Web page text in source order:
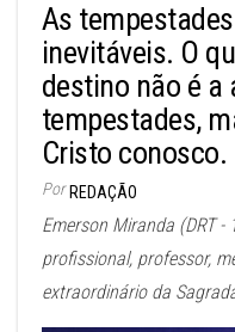
As
inevitáveis. O
destino não é a
tempestades,
Cristo conosco.
Por REDAÇÃO
Emerson Miranda (DRT
profissional, professor,
extraordinário da